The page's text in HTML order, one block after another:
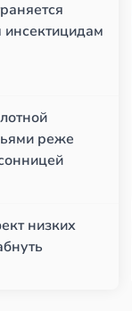
инсектицидам
реже
низких